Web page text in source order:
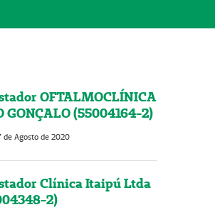
OFTALMOCLÍNICA
GONÇALO (55004164-2)
de Agosto de 2020
Clínica Itaipú Ltda
2)